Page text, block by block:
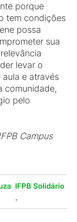
porque
tem condições
possa
sua
levar o
e através
comunidade,
pelo
Campus
IFPB Solidário
.